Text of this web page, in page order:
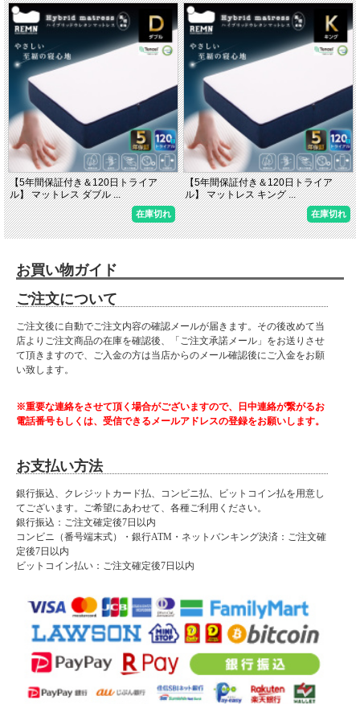
【5年間保証付き＆120日トライア
ル】 マットレス ダブル ...
在庫切れ
【5年間保証付き＆120日トライア
ル】 マットレス キング ...
在庫切れ
お買い物ガイド
ご注文について
ご注文後に自動でご注文内容の確認メールが届きます。その後改めて当
店よりご注文商品の在庫を確認後、「ご注文承諾メール」をお送りさせ
て頂きますので、ご入金の方は当店からのメール確認後にご入金をお願
い致します。
※重要な連絡をさせて頂く場合がございますので、日中連絡が繋がるお
電話番号もしくは、受信できるメールアドレスの登録をお願いします。
お支払い方法
銀行振込、クレジットカード払、コンビニ払、ビットコイン払を用意し
てございます。ご希望にあわせて、各種ご利用ください。
銀行振込：ご注文確定後7日以内
コンビニ（番号端末式）・銀行ATM・ネットバンキング決済：ご注文確
定後7日以内
ビットコイン払い：ご注文確定後7日以内